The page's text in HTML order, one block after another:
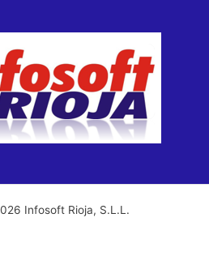
Infosoft Rioja, S.L.L.